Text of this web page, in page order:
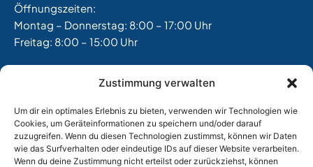
Zustimmung verwalten
Um dir ein optimales Erlebnis zu bieten, verwenden wir Technologien wie
Cookies, um Geräteinformationen zu speichern und/oder darauf
zuzugreifen. Wenn du diesen Technologien zustimmst, können wir Daten
wie das Surfverhalten oder eindeutige IDs auf dieser Website verarbeiten.
Wenn du deine Zustimmung nicht erteilst oder zurückziehst, können
Öffnungszeiten:
Montag – Donnerstag: 8:00 – 17:00 Uhr
Freitag: 8:00 – 15:00 Uhr
Datenschutz |AGB